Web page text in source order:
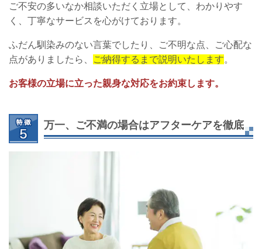
ご不安の多いなか相談いただく立場として、わかりやす
く、丁寧なサービスを心がけております。
ふだん馴染みのない言葉でしたり、ご不明な点、ご心配な
点がありましたら、
ご納得するまで説明いたします。
お客様の立場に立った親身な対応をお約束します。
万一、ご不満の場合はアフターケアを徹底